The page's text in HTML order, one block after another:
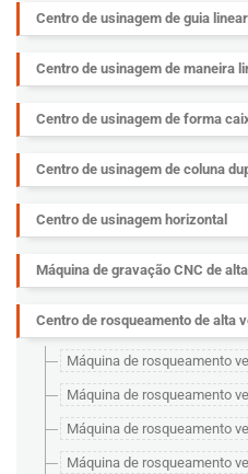
Centro de usinagem de guia
Centro de usinagem de maneira
Centro de usinagem de forma
Centro de usinagem de coluna
Centro de usinagem horizontal
Máquina de gravação CNC de
Centro de rosqueamento de alta
Máquina de rosqueamento
Máquina de rosqueamento
Máquina de rosqueamento
Máquina de rosqueamento